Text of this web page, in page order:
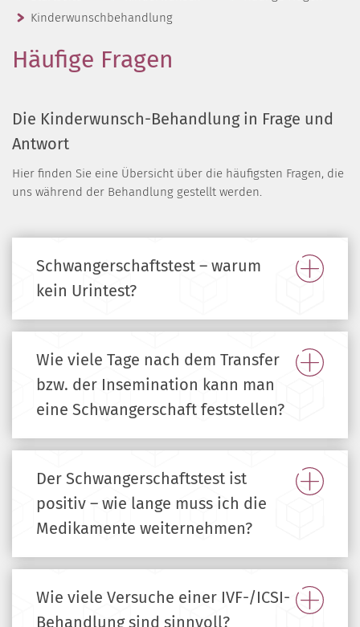
Kinderwunschbehandlung
Häufige Fragen
Die Kinderwunsch-Behandlung in Frage und
Antwort
Hier finden Sie eine Übersicht über die häufigsten Fragen, die
uns während der Behandlung gestellt werden.
Schwangerschaftstest – warum
kein Urintest?
Wie viele Tage nach dem Transfer
bzw. der Insemination kann man
eine Schwangerschaft feststellen?
Der Schwangerschaftstest ist
positiv – wie lange muss ich die
Medikamente weiternehmen?
Wie viele Versuche einer IVF-/ICSI-
Behandlung sind sinnvoll?